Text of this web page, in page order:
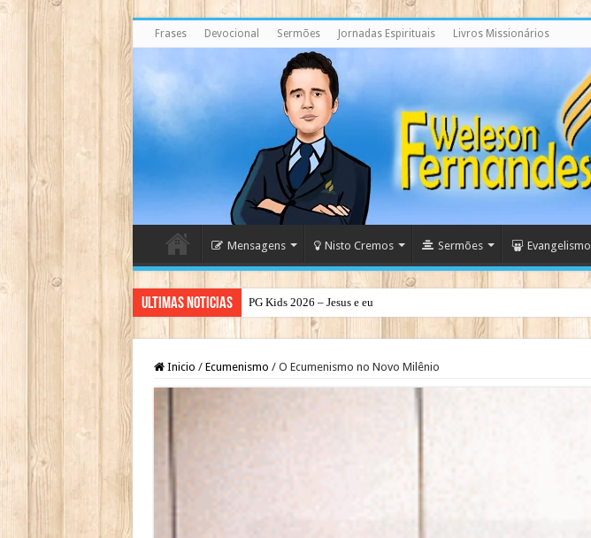
Frases Devocional Sermões Jornadas Espirituais Livros Missionários
Mensagens Nisto Cremos Sermões Evangelismo
Ultimas Noticias PG Kids 2026 – Jesus e eu
Inicio / Ecumenismo / O Ecumenismo no Novo Milênio